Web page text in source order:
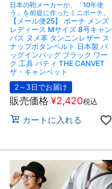
日本の鞄メーカーが、「10年使
う」を前提に作ったミニポーチ。
【メール便25】 ポーチ メンズ
レディース Mサイズ 8号キャン
バス ヌメ革 タンニンレザー ス
ナップボタンベルト 日本製 バ
ッグインバッグ ブラック ワー
ク 工具 パティ THE CANVET
ザ・キャンベット
2～3日でお届け
販売価格 ¥2,420税込
カートに入れる